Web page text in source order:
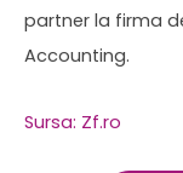
partner la firma
Accounting.
Sursa: Zf.ro